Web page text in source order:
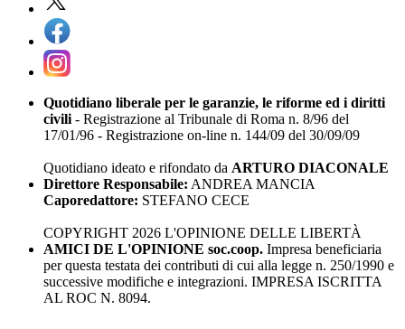
Quotidiano liberale per le garanzie, le riforme ed i diritti
civili - Registrazione al Tribunale di Roma n. 8/96 del
17/01/96 - Registrazione on-line n. 144/09 del 30/09/09
Quotidiano ideato e rifondato da ARTURO DIACONALE
Direttore Responsabile: ANDREA MANCIA
Caporedattore: STEFANO CECE
COPYRIGHT 2026 L'OPINIONE DELLE LIBERTÀ
AMICI DE L'OPINIONE soc.coop. Impresa beneficiaria
per questa testata dei contributi di cui alla legge n. 250/1990 e
successive modifiche e integrazioni. IMPRESA ISCRITTA
AL ROC N. 8094.